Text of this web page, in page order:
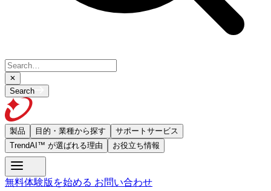
Search
製品 目的・業種から探す
サポートサービス
TrendAI™ が選ばれる理由
お役立ち情報
無料体験版を始める お問い合わせ